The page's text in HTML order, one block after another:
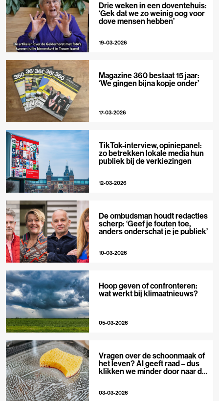
Drie weken in een doventehuis:
‘Gek dat we zo weinig oog voor
dove mensen hebben’
19-03-2026
Magazine 360 bestaat 15 jaar:
‘We gingen bijna kopje onder’
17-03-2026
TikTok-interview, opiniepanel:
zo betrekken lokale media hun
publiek bij de verkiezingen
12-03-2026
De ombudsman houdt redacties
scherp: ‘Geef je fouten toe,
anders onderschat je je publiek’
10-03-2026
Hoop geven of confronteren:
wat werkt bij klimaatnieuws?
05-03-2026
Vragen over de schoonmaak of
het leven? AI geeft raad – dus
klikken we minder door naar de
03-03-2026